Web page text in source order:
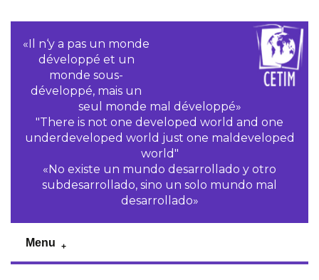
«Il n‘y a pas un monde
développé et un
monde sous-
développé, mais un
seul monde mal développé»
"There is not one developed world and one
underdeveloped world just one maldeveloped
world"
«No existe un mundo desarrollado y otro
subdesarrollado, sino un solo mundo mal
desarrollado»
Menu